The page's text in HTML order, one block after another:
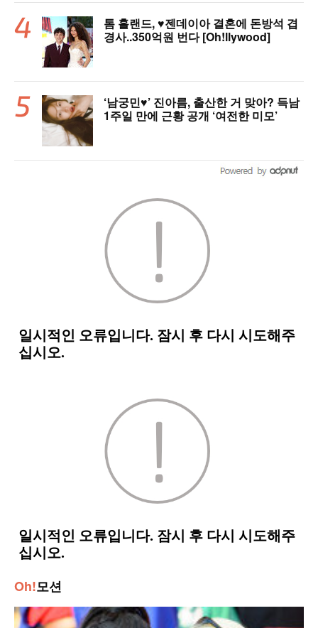
톰 홀랜드, ♥︎젠데이아 결혼에 돈방석 겹
경사..350억원 번다 [Oh!llywood]
‘남궁민♥’ 진아름, 출산한 거 맞아? 득남
1주일 만에 근황 공개 ‘여전한 미모’
Oh!모션